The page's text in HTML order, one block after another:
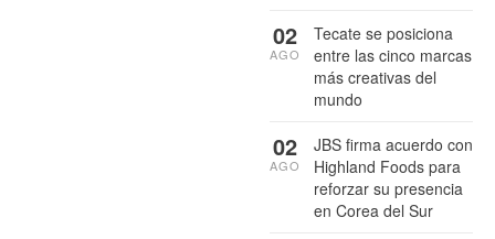
Tecate se posiciona
entre las cinco marcas
más creativas del
mundo
02
AGO
JBS firma acuerdo con
Highland Foods para
reforzar su presencia
en Corea del Sur
02
AGO